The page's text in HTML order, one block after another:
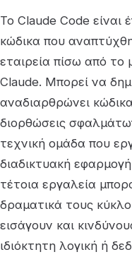
Το Claude Code είναι
κώδικα που
εταιρεία πίσω από το
Claude. Μπορεί να
αναδιαρθρώνει
διορθώσεις
τεχνική ομάδα που
διαδικτυακή
τέτοια εργαλεία
δραματικά τους
εισάγουν και
ιδιόκτητη λογική ή